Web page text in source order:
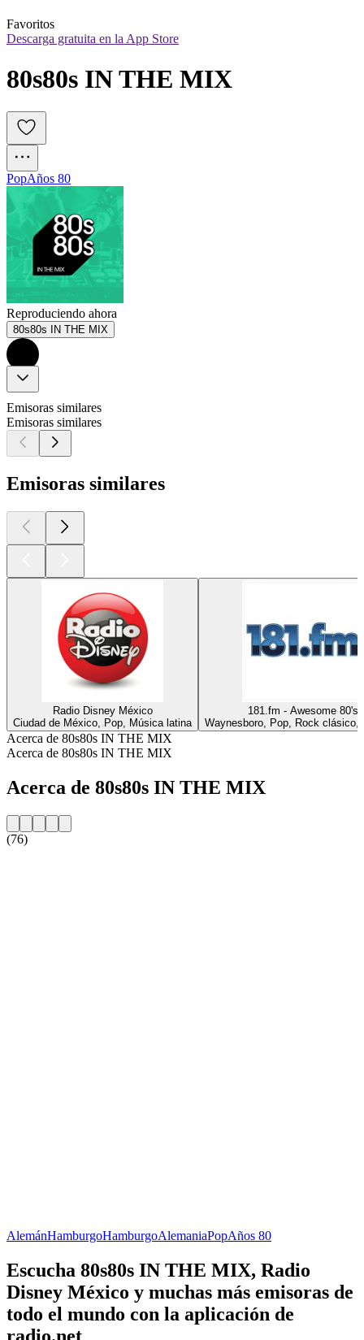
Favoritos
Descarga gratuita en la App Store
80s80s IN THE MIX
PopAños 80
Reproduciendo ahora
80s80s IN THE MIX
Emisoras similares
Emisoras similares
Emisoras similares
Radio Disney México
Ciudad de México, Pop, Música latina
181.fm - Awesome 80's
Waynesboro, Pop, Rock clásico,
Acerca de 80s80s IN THE MIX
Acerca de 80s80s IN THE MIX
Acerca de 80s80s IN THE MIX
(76)
AlemánHamburgoHamburgoAlemaniaPopAños 80
Escucha 80s80s IN THE MIX, Radio
Disney México y muchas más emisoras de
todo el mundo con la aplicación de
radio.net